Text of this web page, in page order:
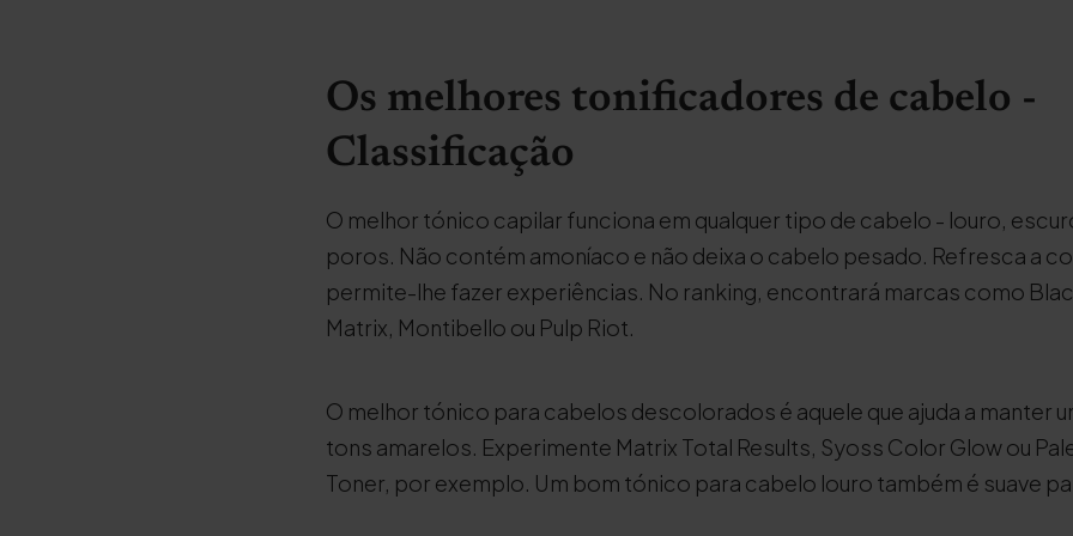
Os melhores tonificadores de cabelo -
Classificação
O melhor tónico capilar funciona em qualquer tipo de cabelo - louro,
poros. Não contém amoníaco e não deixa o cabelo pesado. Refresca a
permite-lhe fazer experiências. No ranking, encontrará marcas como
Matrix, Montibello ou Pulp Riot.
O melhor tónico para cabelos descolorados é aquele que ajuda a manter
tons amarelos. Experimente Matrix Total Results, Syoss Color Glow ou
Toner, por exemplo. Um bom tónico para cabelo louro também é suave